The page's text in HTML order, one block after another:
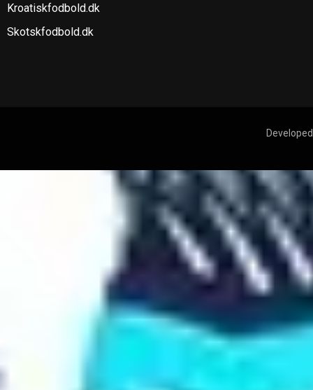
Kroatiskfodbold.dk
Skotskfodbold.dk